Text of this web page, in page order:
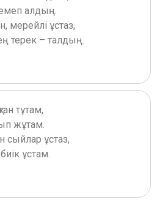
алдың.
мерейлі ұстаз,
терек – талдың.
тұтам,
жұтам.
сыйлар ұстаз,
ұстам.